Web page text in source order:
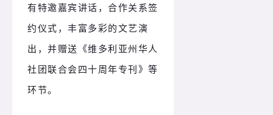
有特邀嘉宾讲话，合作关系签
约仪式，丰富多彩的文艺演
出，并赠送《维多利亚州华人
社团联合会四十周年专刊》等
环节。